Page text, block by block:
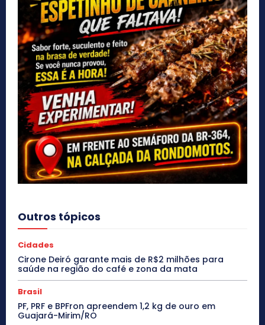
Outros tópicos
Cidades
Cirone Deiró garante mais de R$2 milhões para
saúde na região do café e zona da mata
Brasil
PF, PRF e BPFron apreendem 1,2 kg de ouro em
Guajará-Mirim/RO